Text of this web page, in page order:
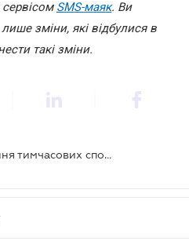
SMS-маяк. Ви
зміни, які відбулися в
такі зміни.
Змінено порядок розміщення тимчасових споруд для провадження підприємницької діяльності